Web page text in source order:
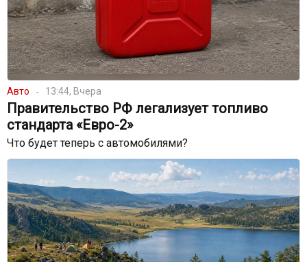
Авто 13:44, Вчера
Правительство РФ легализует топливо
стандарта «Евро-2»
Что будет теперь с автомобилями?